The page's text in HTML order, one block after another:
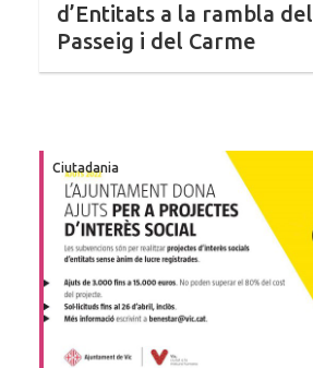
d’Entitats a la rambla del
Passeig i del Carme
Ciutadania